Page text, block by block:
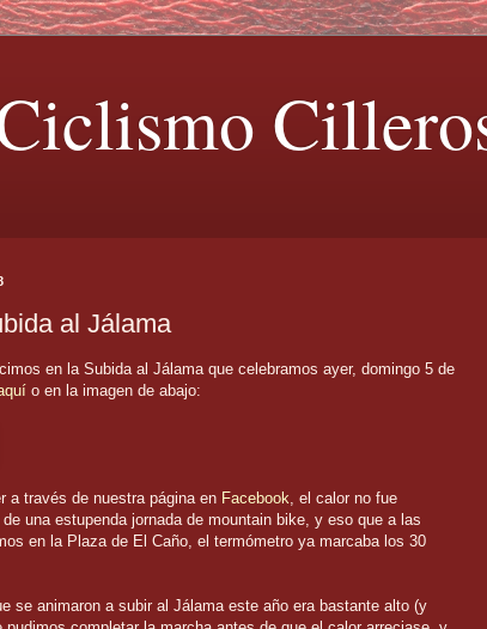
al Jálama
en la Subida al Jálama que celebramos ayer, domingo 5 de
o en la imagen de abajo:
a través de nuestra página en Facebook , el calor no fue
una estupenda jornada de mountain bike, y eso que a las
en la Plaza de El Caño, el termómetro ya marcaba los 30
se animaron a subir al Jálama este año era bastante alto (y